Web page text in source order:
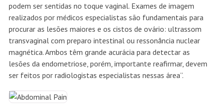
podem ser sentidas no toque vaginal. Exames de imagem
realizados por médicos especialistas são fundamentais para
procurar as lesões maiores e os cistos de ovário: ultrassom
transvaginal com preparo intestinal ou ressonância nuclear
magnética. Ambos têm grande acurácia para detectar as
lesões da endometriose, porém, importante reafirmar, devem
ser feitos por radiologistas especialistas nessas área”.